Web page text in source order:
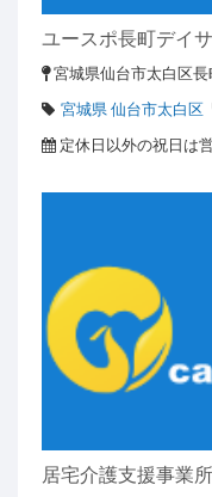
ユースポ長町デイ
宮城県仙台市太白区
宮城県 仙台市太白区
定休日以外の祝日は
居宅介護支援事業